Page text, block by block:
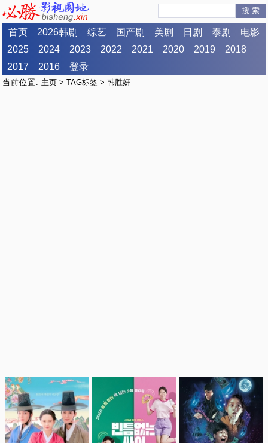
搜 索
首页 2026韩剧 综艺 国产剧 美剧 日剧 泰剧
电影
2025
2024 2023 2022 2021 2020 2019
2018
2017
2016 登录
当前位置: 主页 >TAG标签 > 韩胜妍